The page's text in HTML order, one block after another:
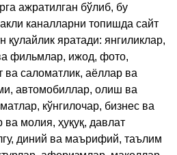
ажратилган бўлиб, бу
каналларни топишда сайт
қулайлик яратади: янгиликлар,
фильмлар, ижод, фото,
ва саломатлик, аёллар ва
автомобиллар, олиш ва
кўнгилочар, бизнес ва
молия, ҳуқуқ, давлат
диний ва маърифий, таълим